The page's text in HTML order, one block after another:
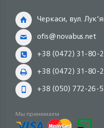
Черкаси, вул.
ofis@novabus.net
+38 (0472) 31-80-
+38 (0472) 31-80-
+38 (050) 772-26-
Мы принимаем